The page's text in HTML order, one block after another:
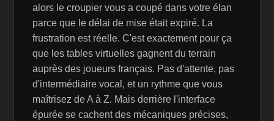
alors le croupier vous a coupé dans votre élan
parce que le délai de mise était expiré. La
frustration est réelle. C'est exactement pour ça
que les tables virtuelles gagnent du terrain
auprès des joueurs français. Pas d'attente, pas
d'intermédiaire vocal, et un rythme que vous
maîtrisez de A à Z. Mais derrière l'interface
épurée se cachent des mécaniques précises,